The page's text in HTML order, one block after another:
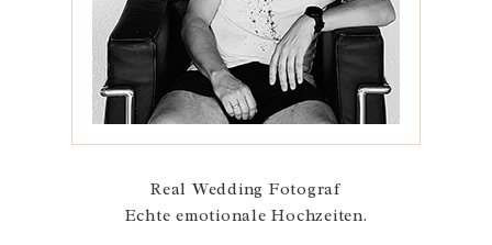
Real Wedding Fotograf
Echte emotionale Hochzeiten.